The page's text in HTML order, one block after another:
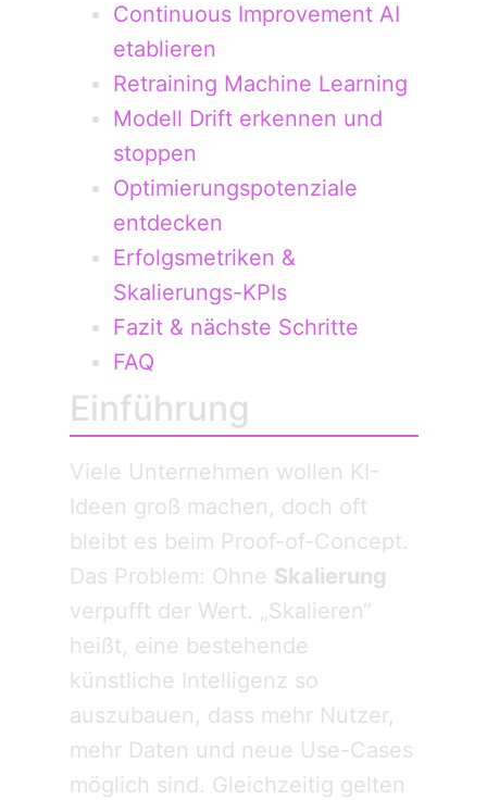
Continuous Improvement AI
etablieren
Retraining Machine Learning
Modell Drift erkennen und
stoppen
Optimierungspotenziale
entdecken
Erfolgsmetriken &
Skalierungs-KPIs
Fazit & nächste Schritte
FAQ
Einführung
Viele Unternehmen wollen KI-
Ideen groß machen, doch oft
bleibt es beim Proof-of-Concept.
Das Problem: Ohne Skalierung
verpufft der Wert. „Skalieren“
heißt, eine bestehende
künstliche Intelligenz so
auszubauen, dass mehr Nutzer,
mehr Daten und neue Use-Cases
möglich sind. Gleichzeitig gelten